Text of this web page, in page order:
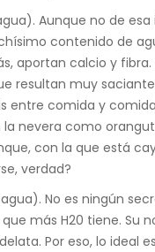
Aunque no de esa
contenido de
aportan calcio y
resultan muy
entre comida y
nevera como
con la que está
verdad?
agua). No es ningún
más H20 tiene. Su
Por eso, lo ideal